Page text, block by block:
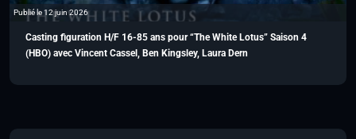
Publié le 12 juin 2026
Casting figuration H/F 16-85 ans pour “The White Lotus” Saison 4
(HBO) avec Vincent Cassel, Ben Kingsley, Laura Dern